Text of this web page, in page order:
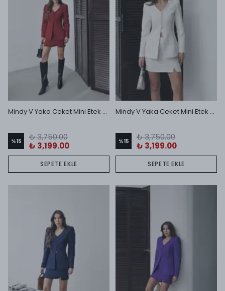
Mindy V Yaka Ceket Mini Etek Takım Bordo
%15
₺ 3,750.00
₺ 3,199.00
SEPETE EKLE
Mindy V Yaka Ceket Mini Etek Takım Ekru
%15
₺ 3,750.00
₺ 3,199.00
SEPETE EKLE